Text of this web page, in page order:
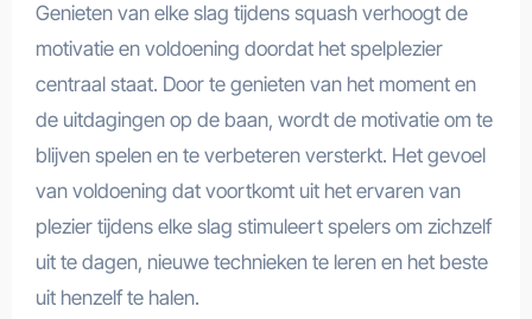
Genieten van elke slag tijdens squash verhoogt de
motivatie en voldoening doordat het spelplezier
centraal staat. Door te genieten van het moment en
de uitdagingen op de baan, wordt de motivatie om te
blijven spelen en te verbeteren versterkt. Het gevoel
van voldoening dat voortkomt uit het ervaren van
plezier tijdens elke slag stimuleert spelers om zichzelf
uit te dagen, nieuwe technieken te leren en het beste
uit henzelf te halen.